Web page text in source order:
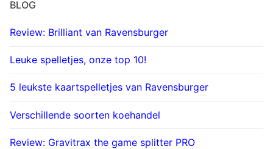
BLOG
Review: Brilliant van Ravensburger
Leuke spelletjes, onze top 10!
5 leukste kaartspelletjes van Ravensburger
Verschillende soorten koehandel
Review: Gravitrax the game splitter PRO